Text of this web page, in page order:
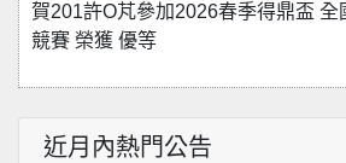
賀201許O芃參加2026春季得鼎盃
競賽 榮獲 優等
近月內熱門公告